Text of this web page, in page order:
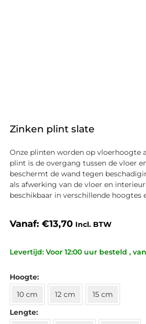
Zinken plint slate
Onze plinten worden op vloerhoogte
plint is de overgang tussen de vloer
beschermt de wand tegen
als afwerking van de vloer en
beschikbaar in verschillende hoogtes
Vanaf: €13,70 Incl. BTW
Levertijd: Voor 12:00 uur besteld ,
Hoogte
10 cm
12 cm
15 cm
Lengte